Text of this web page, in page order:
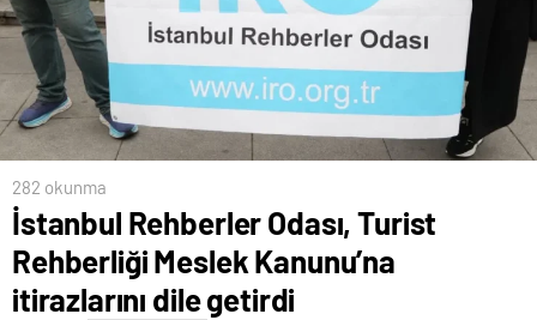
282 okunma
İstanbul Rehberler Odası, Turist
Rehberliği Meslek Kanunu’na
itirazlarını dile getirdi